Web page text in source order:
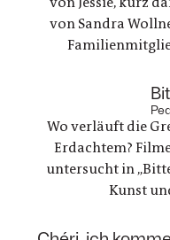
von Sandra
ungewöhnlicher
Spannungsfeld
und einer
Wo verläuft die
Erdachtem?
untersucht in
Kunst
nach Lanzarote